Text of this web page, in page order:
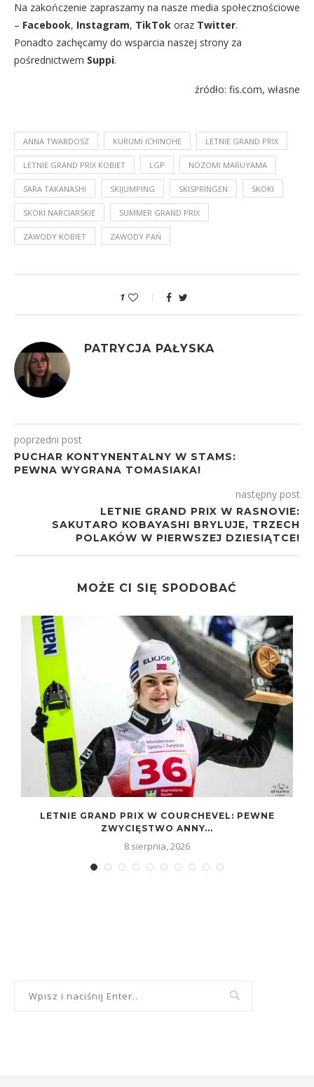
Na zakończenie zapraszamy na nasze media społecznościowe
– Facebook, Instagram, TikTok oraz Twitter.
Ponadto zachęcamy do wsparcia naszej strony za
pośrednictwem Suppi.
źródło: fis.com, własne
ANNA TWARDOSZ KURUMI ICHINOHE LETNIE GRAND PRIX
LETNIE GRAND PRIX KOBIET LGP NOZOMI MARUYAMA
SARA TAKANASHI SKIJUMPING SKISPRINGEN SKOKI
SKOKI NARCIARSKIE SUMMER GRAND PRIX
ZAWODY KOBIET ZAWODY PAŃ
1
PATRYCJA PAŁYSKA
poprzedni post
PUCHAR KONTYNENTALNY W STAMS:
PEWNA WYGRANA TOMASIAKA!
następny post
LETNIE GRAND PRIX W RASNOVIE:
SAKUTARO KOBAYASHI BRYLUJE, TRZECH
POLAKÓW W PIERWSZEJ DZIESIĄTCE!
MOŻE CI SIĘ SPODOBAĆ
LETNIE GRAND PRIX W COURCHEVEL: PEWNE
ZWYCIĘSTWO ANNY...
8 sierpnia, 2026